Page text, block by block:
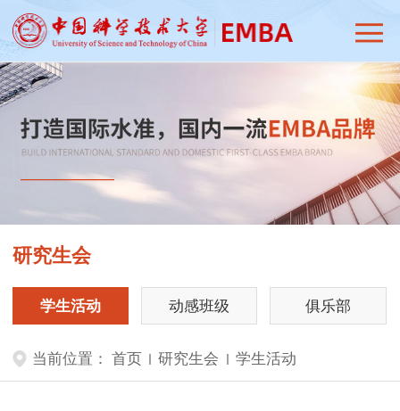
研究生会
学生活动 动感班级 俱乐部
当前位置： 首页 研究生会 学生活动